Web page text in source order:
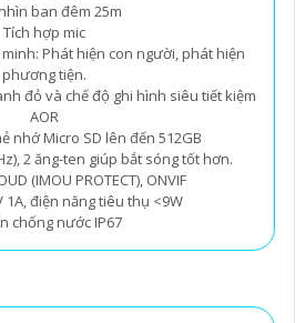
ban đêm 25m
Tích hợp mic
Phát hiện con người, phát hiện
phương tiện.
đỏ và chế độ ghi hình siêu tiết kiệm
AOR
nhớ Micro SD lên đến 512GB
2 ăng-ten giúp bắt sóng tốt hơn.
(IMOU PROTECT), ONVIF
1A, điện năng tiêu thụ <9W
chống nước IP67